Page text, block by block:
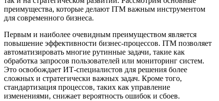
преимущества, которые делают ITM важным инструментом
для современного бизнеса.
Первым и наиболее очевидным преимуществом является
повышение эффективности бизнес-процессов. ITM позволяет
автоматизировать многие рутинные задачи, такие как
обработка запросов пользователей или мониторинг систем.
Это освобождает ИТ-специалистов для решения более
сложных и стратегически важных задач. Кроме того,
стандартизация процессов, таких как управление
изменениями, снижает вероятность ошибок и сбоев.